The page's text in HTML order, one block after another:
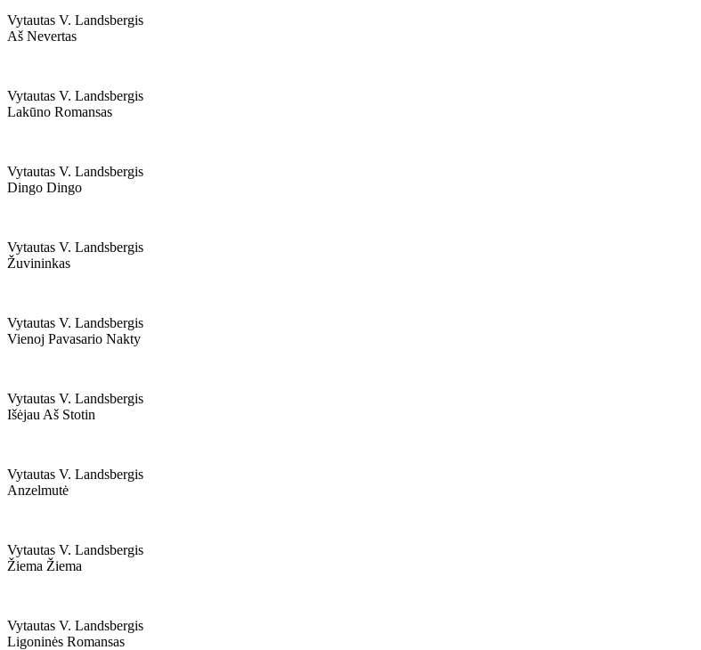
Vytautas V. Landsbergis
Aš Nevertas
Vytautas V. Landsbergis
Lakūno Romansas
Vytautas V. Landsbergis
Dingo Dingo
Vytautas V. Landsbergis
Žuvininkas
Vytautas V. Landsbergis
Vienoj Pavasario Nakty
Vytautas V. Landsbergis
Išėjau Aš Stotin
Vytautas V. Landsbergis
Anzelmutė
Vytautas V. Landsbergis
Žiema Žiema
Vytautas V. Landsbergis
Ligoninės Romansas